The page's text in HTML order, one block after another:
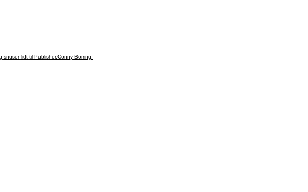
lidt til Publisher.Conny Borring.